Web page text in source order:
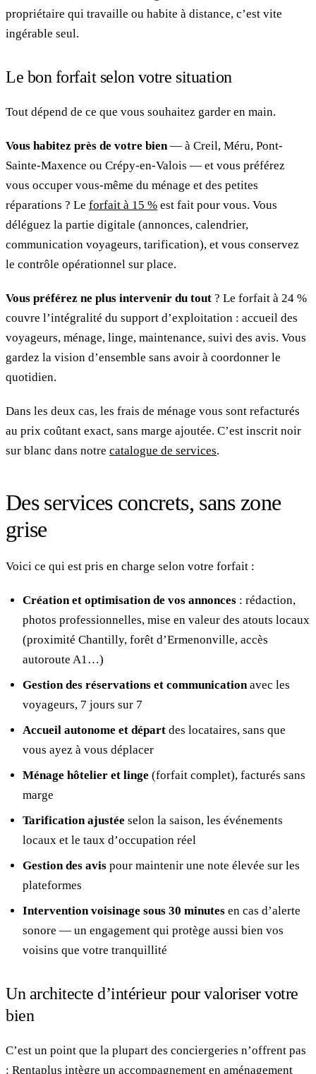
propriétaire qui travaille ou habite à distance, c’est vite
ingérable seul.
Le bon forfait selon votre situation
Tout dépend de ce que vous souhaitez garder en main.
Vous habitez près de votre bien— à Creil, Méru, Pont-
Sainte-Maxence ou Crépy-en-Valois — et vous préférez
vous occuper vous-même du ménage et des petites
réparations ? Le forfait à 15 % est fait pour vous. Vous
déléguez la partie digitale (annonces, calendrier,
communication voyageurs, tarification), et vous conservez
le contrôle opérationnel sur place.
Vous préférez ne plus intervenir du tout ? Le forfait à 24 %
couvre l’intégralité du support d’exploitation : accueil des
voyageurs, ménage, linge, maintenance, suivi des avis. Vous
gardez la vision d’ensemble sans avoir à coordonner le
quotidien.
Dans les deux cas, les frais de ménage vous sont refacturés
au prix coûtant exact, sans marge ajoutée. C’est inscrit noir
sur blanc dans notre catalogue de services.
Des services concrets, sans zone
grise
Voici ce qui est pris en charge selon votre forfait :
Création et optimisation de vos annonces : rédaction,
photos professionnelles, mise en valeur des atouts locaux
(proximité Chantilly, forêt d’Ermenonville, accès
autoroute A1…)
Gestion des réservations et communicationavec les
voyageurs, 7 jours sur 7
Accueil autonome et départ des locataires, sans que
vous ayez à vous déplacer
Ménage hôtelier et linge (forfait complet), facturés sans
marge
Tarification ajustée selon la saison, les événements
locaux et le taux d’occupation réel
Gestion des avis pour maintenir une note élevée sur les
plateformes
Intervention voisinage sous 30 minutes en cas d’alerte
sonore — un engagement qui protège aussi bien vos
voisins que votre tranquillité
Un architecte d’intérieur pour valoriser votre
bien
C’est un point que la plupart des conciergeries n’offrent pas
: Rentaplus intègre un accompagnement en aménagement